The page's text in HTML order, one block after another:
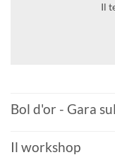
Il
Bol d'or - Gara
Il workshop